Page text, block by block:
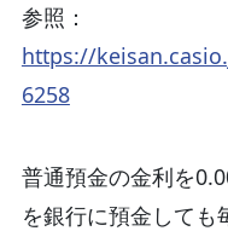
参照：
https://
6258
普通預金の金利を
を銀行に預金しても